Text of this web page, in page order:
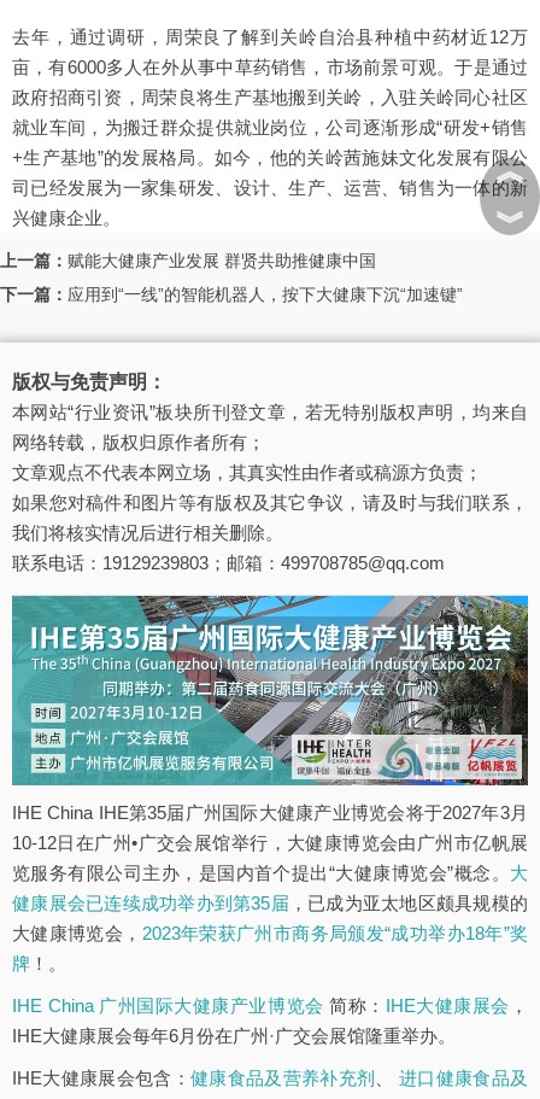
去年，通过调研，周荣良了解到关岭自治县种植中药材近12万
亩，有6000多人在外从事中草药销售，市场前景可观。于是通过
政府招商引资，周荣良将生产基地搬到关岭，入驻关岭同心社区
就业车间，为搬迁群众提供就业岗位，公司逐渐形成“研发+销售
+生产基地”的发展格局。如今，他的关岭茜施妹文化发展有限公
司已经发展为一家集研发、设计、生产、运营、销售为一体的新
兴健康企业。
上一篇： 赋能大健康产业发展 群贤共助推健康中国
下一篇： 应用到“一线”的智能机器人，按下大健康下沉“加速键”
版权与免责声明：
本网站“行业资讯”板块所刊登文章，若无特别版权声明，均来自
网络转载，版权归原作者所有；
文章观点不代表本网立场，其真实性由作者或稿源方负责；
如果您对稿件和图片等有版权及其它争议，请及时与我们联系，
我们将核实情况后进行相关删除。
联系电话：19129239803；邮箱：499708785@qq.com
IHE China IHE第35届广州国际大健康产业博览会将于2027年3月
10-12日在广州•广交会展馆举行，大健康博览会由广州市亿帆展
览服务有限公司主办，是国内首个提出“大健康博览会”概念。 大
健康展会已连续成功举办到第35届 ，已成为亚太地区颇具规模的
大健康博览会， 2023年荣获广州市商务局颁发“成功举办18年”奖
牌 ！。
IHE China 广州国际大健康产业博览会 简称： IHE大健康展会 ，
IHE大健康展会每年6月份在广州·广交会展馆隆重举办。
IHE大健康展会包含： 健康食品及营养补充剂 、进口健康食品及
︽
︾